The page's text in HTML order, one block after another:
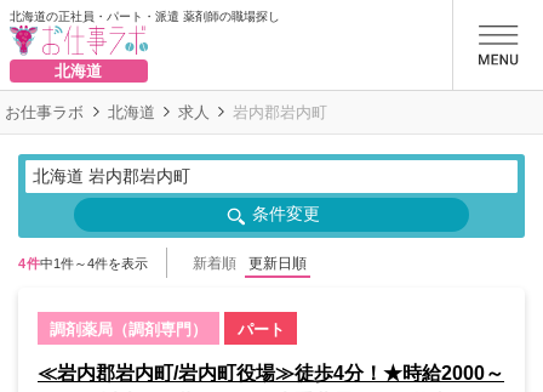
北海道の正社員・パート・派遣 薬剤師の職場探し
北海道
お仕事ラボ 北海道 求人 岩内郡岩内町
北海道 岩内郡岩内町
条件変更
4件中1件～4件を表示 新着順 更新日順
調剤薬局（調剤専門） パート
≪岩内郡岩内町/岩内町役場≫徒歩4分！★時給2000～